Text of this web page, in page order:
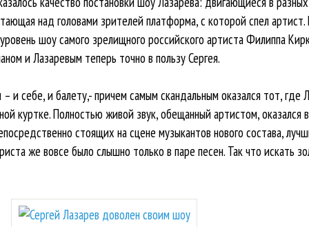
над головами зрителей платформа, с которой спел артист.
шоу самого зрелищного российского артиста Филиппа
и Лазаревым теперь точно в пользу Сергея.
и себе, и балету,- причем самым скандальным оказался тот, где
куртке. Полностью живой звук, обещанный артистом, оказался
стоящих на сцене музыкантов нового состава,
же вовсе было слышно только в паре песен. Так что искать